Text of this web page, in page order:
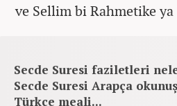
ve Sellim bi Rahmetike
Secde Suresi faziletleri
Secde Suresi Arapça
Türkçe meali...